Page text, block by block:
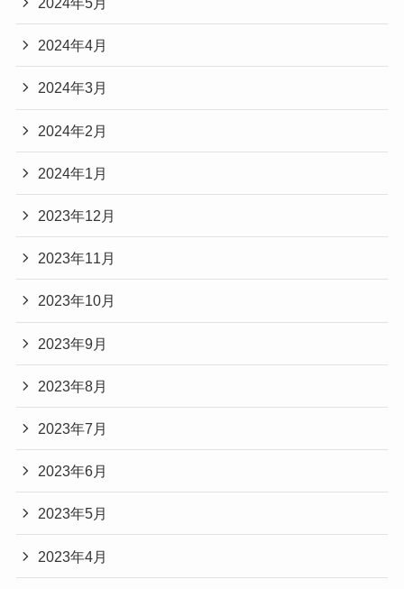
2024年4月
2024年3月
2024年2月
2024年1月
2023年12月
2023年11月
2023年10月
2023年9月
2023年8月
2023年7月
2023年6月
2023年5月
2023年4月